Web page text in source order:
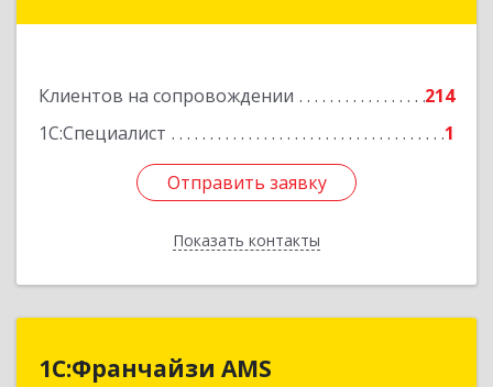
Клиентов на сопровождении
214
1С:Специалист
1
Отправить заявку
Показать контакты
Отправить заявку
Назад
1С:Франчайзи AMS